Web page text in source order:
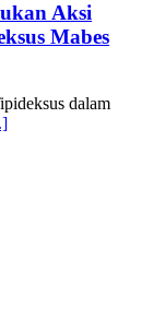
Aksi
Mabes
dalam